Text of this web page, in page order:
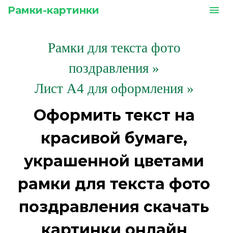
Рамки-картинки menu
Рамки для текста фото
поздравления »
Лист А4 для оформления »
Оформить текст на
красивой бумаге,
украшенной цветами
рамки для текста фото
поздравления скачать